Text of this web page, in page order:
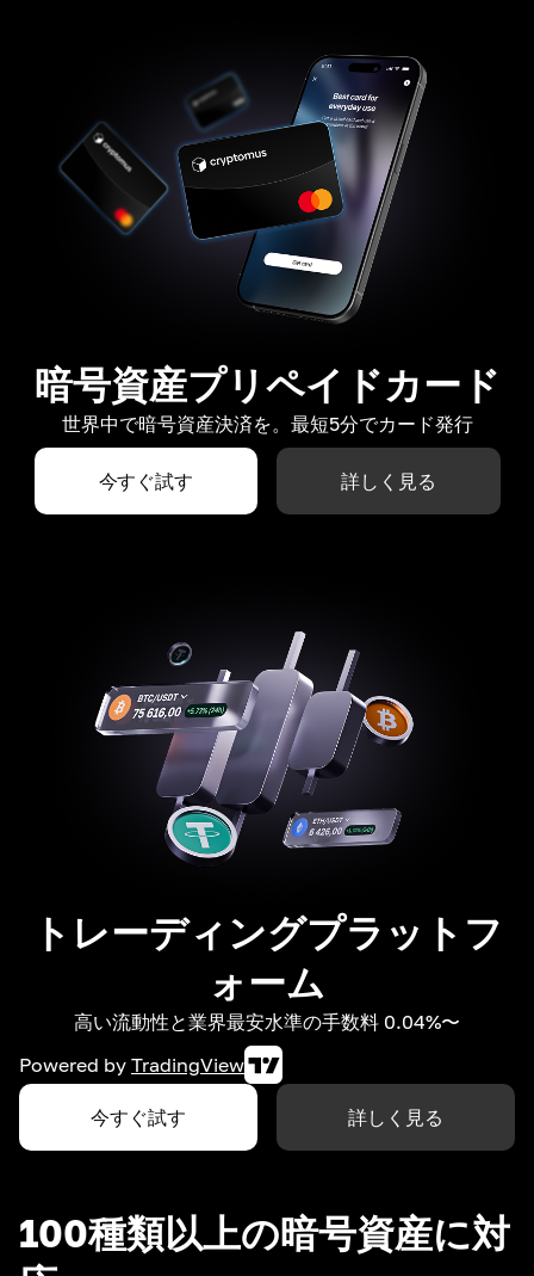
暗号資産プリペイドカード
世界中で暗号資産決済を。最短5分でカード発行
今すぐ試す 詳しく見る
トレーディングプラットフ
ォーム
高い流動性と業界最安水準の手数料 0.04%〜
Powered by TradingView
今すぐ試す 詳しく見る
100種類以上の暗号資産に対